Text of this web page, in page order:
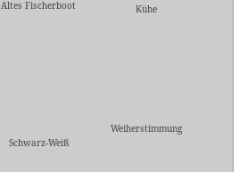
Altes Fischerboot Kühe
Schwarz-Weiß
Weiherstimmung